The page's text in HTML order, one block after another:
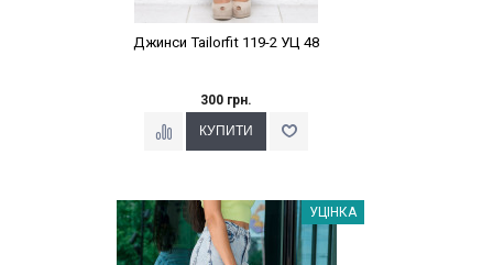
Джинси Tailorfit 119-2 УЦ 48
300 грн.
Наклейки Варіант з % УЦІНКА